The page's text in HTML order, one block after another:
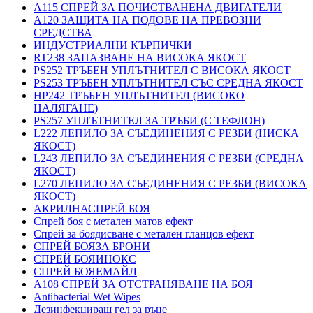
A115 СПРЕЙ ЗА ПОЧИСТВАНЕНА ДВИГАТЕЛИ
A120 ЗАЩИТА НА ПОДОВЕ НА ПРЕВОЗНИ
СРЕДСТВА
ИНДУСТРИАЛНИ КЪРПИЧКИ
RT238 ЗАПАЗВАНЕ НА ВИСОКА ЯКОСТ
PS252 ТРЪБЕН УПЛЪТНИТЕЛ С ВИСОКА ЯКОСТ
PS253 ТРЪБЕН УПЛЪТНИТЕЛ СЪС СРЕДНА ЯКОСТ
HP242 ТРЪБЕН УПЛЪТНИТЕЛ (ВИСОКО
НАЛЯГАНЕ)
PS257 УПЛЪТНИТЕЛ ЗА ТРЪБИ (С ТЕФЛОН)
L222 ЛЕПИЛО ЗА СЪЕДИНЕНИЯ С РЕЗБИ (НИСКА
ЯКОСТ)
L243 ЛЕПИЛО ЗА СЪЕДИНЕНИЯ С РЕЗБИ (СРЕДНА
ЯКОСТ)
L270 ЛЕПИЛО ЗА СЪЕДИНЕНИЯ С РЕЗБИ (ВИСОКА
ЯКОСТ)
АКРИЛНАСПРЕЙ БОЯ
Спрей боя с метален матов ефект
Спрей за боядисване с метален гланцов ефект
СПРЕЙ БОЯЗА БРОНИ
СПРЕЙ БОЯИНОКС
СПРЕЙ БОЯЕМАЙЛ
A108 СПРЕЙ ЗА ОТСТРАНЯВАНЕ НА БОЯ
Antibacterial Wet Wipes
Дезинфекциращ гел за ръце